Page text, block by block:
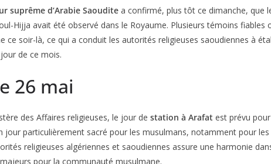
suprême d’Arabie Saoudite a confirmé, plus tôt ce dimanche, que
Hijja avait été observé dans le Royaume. Plusieurs témoins fiables
ce soir-là, ce qui a conduit les autorités religieuses saoudiennes à
de ce mois.
26 mai
des Affaires religieuses, le jour de station à Arafat est prévu
jour particulièrement sacré pour les musulmans, notamment pour les
religieuses algériennes et saoudiennes assure une harmonie
pour la communauté musulmane.